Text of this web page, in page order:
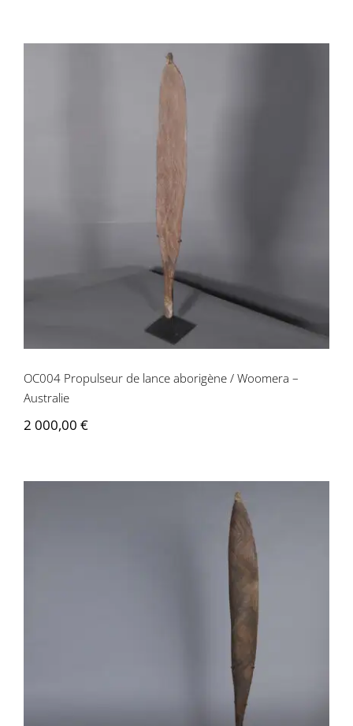
OC004 Propulseur de lance aborigène /
Woomera – Australie
OC004 Propulseur de lance aborigène / Woomera –
Australie
2 000,00 €
OC003 Propulseur de lance aborigène /